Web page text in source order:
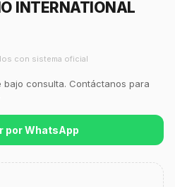
INTERNATIONAL
con sistema oficial
consulta. Contáctanos para
por WhatsApp